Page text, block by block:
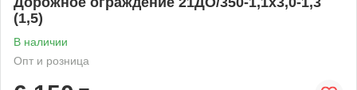
(1,5)
В наличии
Опт и розница